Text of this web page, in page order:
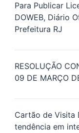
Para Publicar
DOWEB, Diário
Prefeitura RJ
RESOLUÇÃO
09 DE MARÇO
Cartão de Visita
tendência em